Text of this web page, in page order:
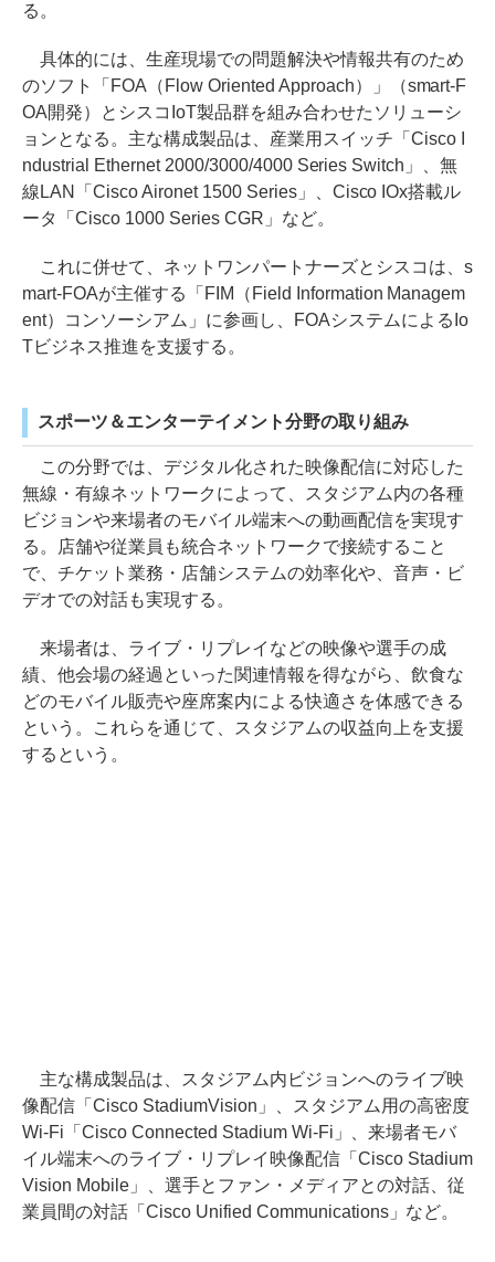
る。
具体的には、生産現場での問題解決や情報共有のため
のソフト「FOA（Flow Oriented Approach）」（smart-F
OA開発）とシスコIoT製品群を組み合わせたソリューシ
ョンとなる。主な構成製品は、産業用スイッチ「Cisco I
ndustrial Ethernet 2000/3000/4000 Series Switch」、無
線LAN「Cisco Aironet 1500 Series」、Cisco IOx搭載ル
ータ「Cisco 1000 Series CGR」など。
これに併せて、ネットワンパートナーズとシスコは、s
mart-FOAが主催する「FIM（Field Information Managem
ent）コンソーシアム」に参画し、FOAシステムによるIo
Tビジネス推進を支援する。
スポーツ＆エンターテイメント分野の取り組み
この分野では、デジタル化された映像配信に対応した
無線・有線ネットワークによって、スタジアム内の各種
ビジョンや来場者のモバイル端末への動画配信を実現す
る。店舗や従業員も統合ネットワークで接続すること
で、チケット業務・店舗システムの効率化や、音声・ビ
デオでの対話も実現する。
来場者は、ライブ・リプレイなどの映像や選手の成
績、他会場の経過といった関連情報を得ながら、飲食な
どのモバイル販売や座席案内による快適さを体感できる
という。これらを通じて、スタジアムの収益向上を支援
するという。
主な構成製品は、スタジアム内ビジョンへのライブ映
像配信「Cisco StadiumVision」、スタジアム用の高密度
Wi-Fi「Cisco Connected Stadium Wi-Fi」、来場者モバ
イル端末へのライブ・リプレイ映像配信「Cisco Stadium
Vision Mobile」、選手とファン・メディアとの対話、従
業員間の対話「Cisco Unified Communications」など。